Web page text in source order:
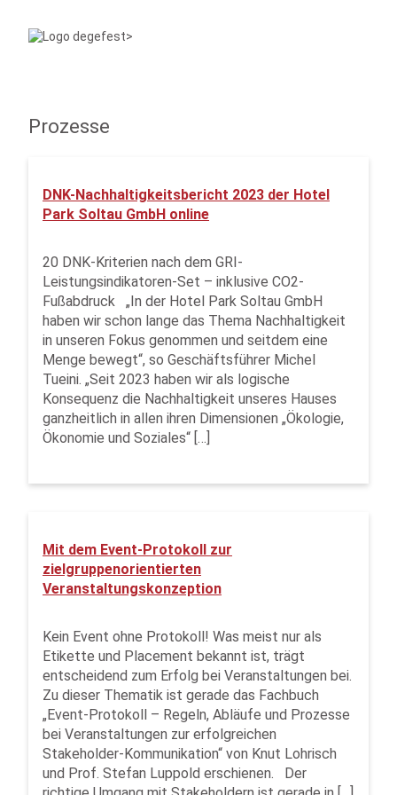
Prozesse
DNK-Nachhaltigkeitsbericht 2023 der Hotel
Park Soltau GmbH online
20 DNK-Kriterien nach dem GRI-
Leistungsindikatoren-Set – inklusive CO2-
Fußabdruck „In der Hotel Park Soltau GmbH
haben wir schon lange das Thema Nachhaltigkeit
in unseren Fokus genommen und seitdem eine
Menge bewegt“, so Geschäftsführer Michel
Tueini. „Seit 2023 haben wir als logische
Konsequenz die Nachhaltigkeit unseres Hauses
ganzheitlich in allen ihren Dimensionen „Ökologie,
Ökonomie und Soziales“ […]
Mit dem Event-Protokoll zur
zielgruppenorientierten
Veranstaltungskonzeption
Kein Event ohne Protokoll! Was meist nur als
Etikette und Placement bekannt ist, trägt
entscheidend zum Erfolg bei Veranstaltungen bei.
Zu dieser Thematik ist gerade das Fachbuch
„Event-Protokoll – Regeln, Abläufe und Prozesse
bei Veranstaltungen zur erfolgreichen
Stakeholder-Kommunikation“ von Knut Lohrisch
und Prof. Stefan Luppold erschienen. Der